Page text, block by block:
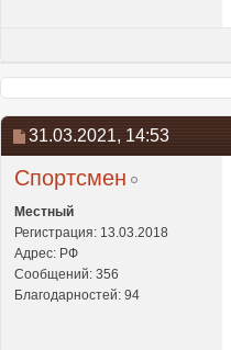
31.03.2021, 14:53
Спортсмен
Местный
Регистрация: 13.03.2018
Адрес: РФ
Сообщений: 356
Благодарностей: 94